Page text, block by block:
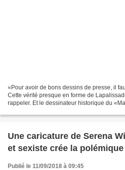
«Pour avoir de bons dessins de presse, il
Cette vérité presque en forme de
rappeler. Et le dessinateur historique du
Une caricature de Serena
et sexiste crée la polémique
Publié le 11/09/2018 à 09:45